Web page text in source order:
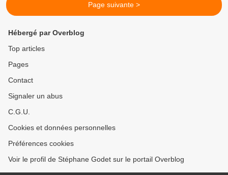
Page suivante >
Hébergé par Overblog
Top articles
Pages
Contact
Signaler un abus
C.G.U.
Cookies et données personnelles
Préférences cookies
Voir le profil de Stéphane Godet sur le portail Overblog